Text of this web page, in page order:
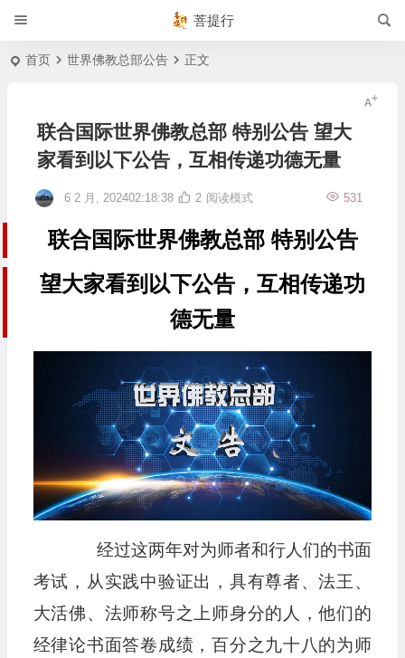
菩提行
首页 世界佛教总部公告 正文
联合国际世界佛教总部 特别公告 望大
家看到以下公告，互相传递功德无量
6 2 月, 202402:18:38 531
2 阅读模式
联合国际世界佛教总部 特别公告
望大家看到以下公告，互相传递功
德无量
经过这两年对为师者和行人们的书面
考试，从实践中验证出，具有尊者、法王、
大活佛、法师称号之上师身分的人，他们的
经律论书面答卷成绩，百分之九十八的为师